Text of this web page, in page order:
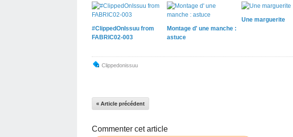
#ClippedOnIssuu from
FABRIC02-003
Montage d' une manche :
astuce
Une marguerite
Clippedonissuu
« Article précédent
Commenter cet article